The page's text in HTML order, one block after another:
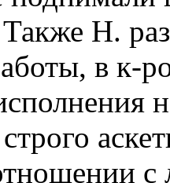
Н.
в к-